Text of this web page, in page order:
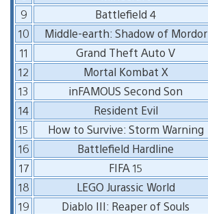
9
Battlefield 4
10
Middle-earth: Shadow of Mordor
11
Grand Theft Auto V
12
Mortal Kombat X
13
inFAMOUS Second Son
14
Resident Evil
15
How to Survive: Storm Warning
16
Battlefield Hardline
17
FIFA 15
18
LEGO Jurassic World
19
Diablo III: Reaper of Souls